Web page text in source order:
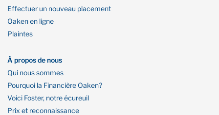
Effectuer un nouveau placement
Oaken en ligne
Plaintes
À propos de nous
Qui nous sommes
Pourquoi la Financière Oaken?
Voici Foster, notre écureuil
Prix et reconnaissance